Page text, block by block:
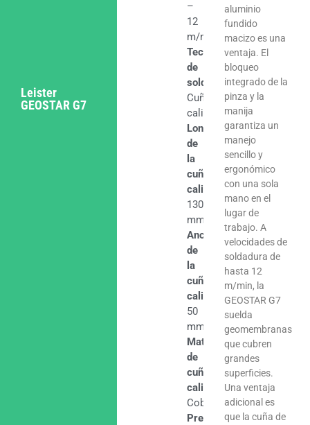
Leister
GEOSTAR G7
–
12
m/min
Tecnología
de
soldadura
Cuña
caliente
Longitud
de
la
cuña
caliente
130
mm
Ancho
de
la
cuña
caliente
50
mm
Material
de
cuña
caliente
Cobre
Presión
aluminio
fundido
macizo es una
ventaja. El
bloqueo
integrado de la
pinza y la
manija
garantiza un
manejo
sencillo y
ergonómico
con una sola
mano en el
lugar de
trabajo. A
velocidades de
soldadura de
hasta 12
m/min, la
GEOSTAR G7
suelda
geomembranas
que cubren
grandes
superficies.
Una ventaja
adicional es
que la cuña de